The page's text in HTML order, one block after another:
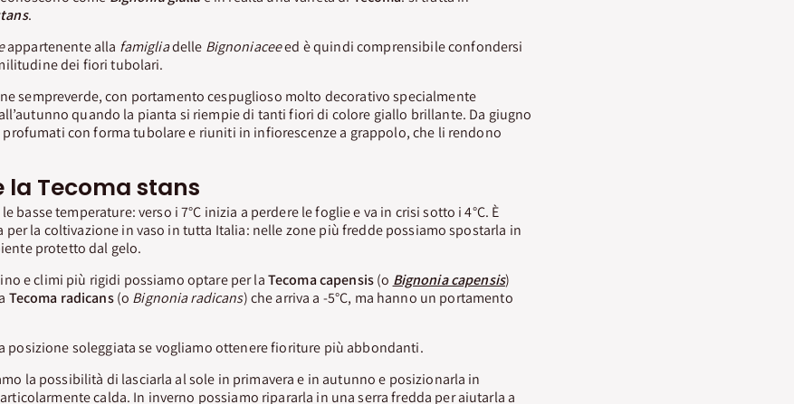
.
appartenente alla famigliadelle Bignoniaceeed è quindi comprensibile confondersi
dei fiori tubolari.
sempreverde, con portamento cespuglioso molto decorativo specialmente
quando la pianta si riempie di tanti fiori di colore giallo brillante. Da giugno
con forma tubolare e riuniti in infiorescenze a grappolo, che li rendono
la Tecoma stans
basse temperature: verso i 7°C inizia a perdere le foglie e va in crisi sotto i 4°C. È
la coltivazione in vaso in tutta Italia: nelle zone più fredde possiamo spostarla in
protetto dal gelo.
e climi più rigidi possiamo optare per laTecomacapensis(o Bignonia capensis)
Tecoma radicans(o Bignonia radicans) che arriva a -5°C, ma hanno un portamento
posizione soleggiata se vogliamo ottenere fioriture più abbondanti.
la possibilità di lasciarla al sole in primavera e in autunno e posizionarla in
calda. In inverno possiamo ripararla in una serra fredda per aiutarla a